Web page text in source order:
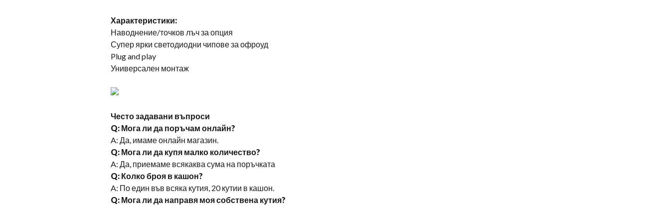
Характеристики:
Наводнение/точков лъч за опция
Супер ярки светодиодни чипове за офроуд
Plug and play
Универсален монтаж
Често задавани въпроси
Q: Мога ли да поръчам онлайн?
A: Да, имаме онлайн магазин.
Q: Мога ли да купя малко количество?
A: Да, приемаме всякаква сума на поръчката
Q: Колко броя в кашон?
A: По един във всяка кутия, 20 кутии в кашон.
Q: Мога ли да направя моя собствена кутия?